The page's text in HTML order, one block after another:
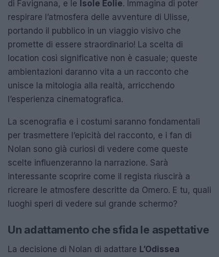
di Favignana, e le Isole Eolie. Immagina di poter
respirare l’atmosfera delle avventure di Ulisse,
portando il pubblico in un viaggio visivo che
promette di essere straordinario! La scelta di
location così significative non è casuale; queste
ambientazioni daranno vita a un racconto che
unisce la mitologia alla realtà, arricchendo
l’esperienza cinematografica.
La scenografia e i costumi saranno fondamentali
per trasmettere l’epicità del racconto, e i fan di
Nolan sono già curiosi di vedere come queste
scelte influenzeranno la narrazione. Sarà
interessante scoprire come il regista riuscirà a
ricreare le atmosfere descritte da Omero. E tu, quali
luoghi speri di vedere sul grande schermo?
Un adattamento che sfida le aspettative
La decisione di Nolan di adattare L’Odissea